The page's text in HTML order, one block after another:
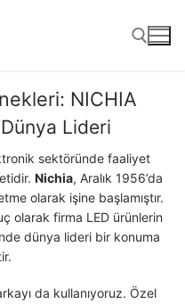
NICHIA
Lideri
sektöründe faaliyet
Nichia, Aralık 1956’da
olarak işine başlamıştır.
olarak firma LED ürünlerin
dünya lideri bir konuma
da kullanıyoruz. Özel